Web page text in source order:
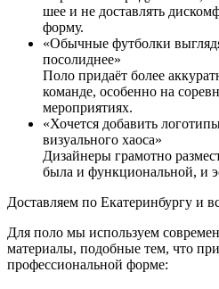
шее и не доставлять
форму.
«Обычные футболки
посолиднее»
Поло придаёт более
команде, особенно на
мероприятиях.
«Хочется добавить
визуального хаоса»
Дизайнеры грамотно
была и функциональной, и
Доставляем по Екатеринбургу и
Для поло мы используем
материалы, подобные тем, что
профессиональной форме: